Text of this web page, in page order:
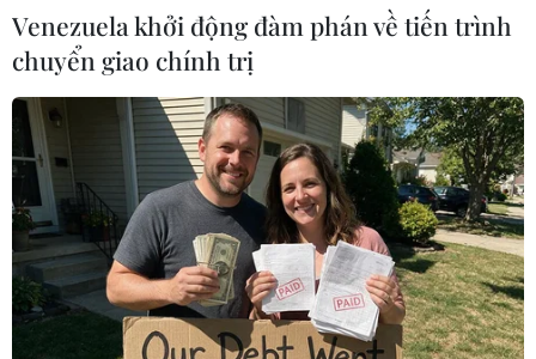
Venezuela khởi động đàm phán về tiến trình
chuyển giao chính trị